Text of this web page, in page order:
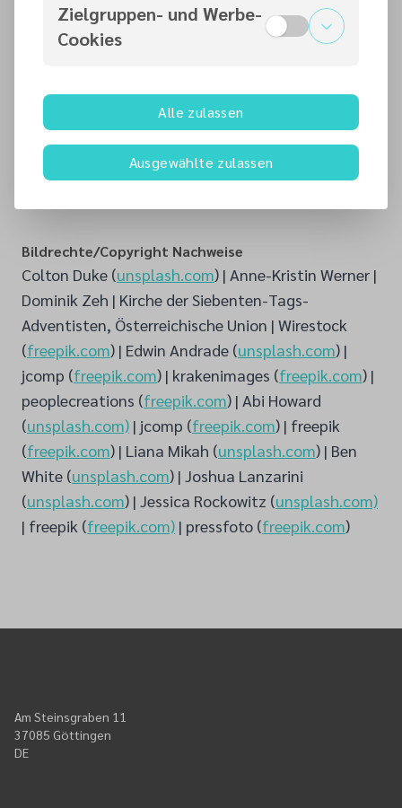
Kirche der Siebenten-Tags-Adventisten Österreich
& Deutschschweizervereinigung
www.desim.de
Bildrechte/Copyright Nachweise
Colton Duke (unsplash.com) | Anne-Kristin Werner |
Dominik Zeh | Kirche der Siebenten-Tags-
Adventisten, Österreichische Union | Wirestock
(freepik.com) | Edwin Andrade (unsplash.com) |
jcomp (freepik.com) | krakenimages (freepik.com) |
peoplecreations (freepik.com) | Abi Howard
(unsplash.com) | jcomp (freepik.com) | freepik
(freepik.com) | Liana Mikah (unsplash.com) | Ben
White (unsplash.com) | Joshua Lanzarini
(unsplash.com) | Jessica Rockowitz (unsplash.com)
| freepik (freepik.com) | pressfoto (freepik.com)
Am Steinsgraben 11
37085 Göttingen
DE
Zielgruppen- und Werbe-
Cookies
Alle zulassen
Ausgewählte zulassen